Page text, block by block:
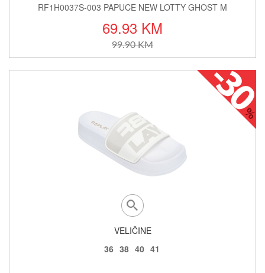
RF1H0037S-003 PAPUCE NEW LOTTY GHOST M
69.93 KM
99.90 KM
VELIČINE
36 38 40 41